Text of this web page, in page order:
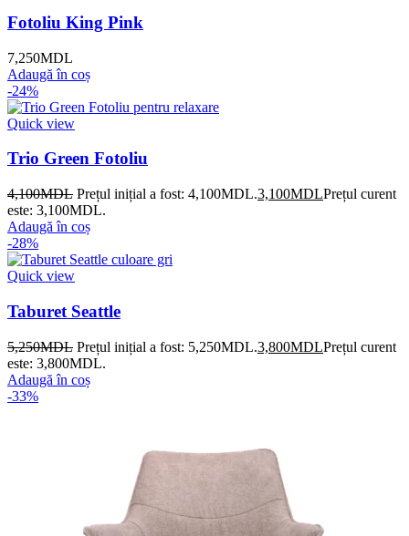
Fotoliu King Pink
7,250MDL
Adaugă în coș
-24%
Quick view
Trio Green Fotoliu
4,100MDL Prețul inițial a fost: 4,100MDL.3,100MDLPrețul curent
este: 3,100MDL.
Adaugă în coș
-28%
Quick view
Taburet Seattle
5,250MDL Prețul inițial a fost: 5,250MDL.3,800MDLPrețul curent
este: 3,800MDL.
Adaugă în coș
-33%